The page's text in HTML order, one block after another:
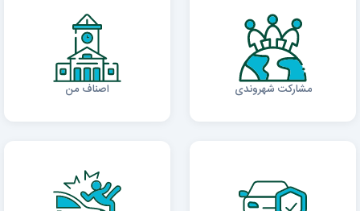
مشارکت شهروندی اصناف من